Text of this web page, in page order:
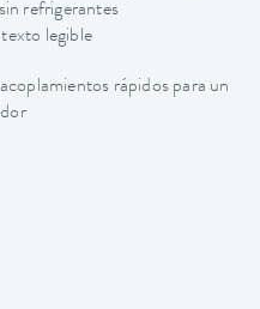
refrigerantes
legible
rápidos para un